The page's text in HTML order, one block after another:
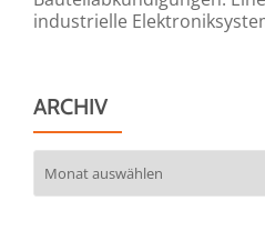
industrielle
ARCHIV